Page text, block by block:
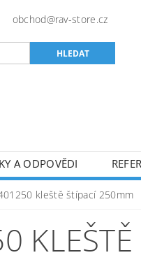
obchod@rav-store.cz
A ODPOVĚDI
kleště štípací 250mm